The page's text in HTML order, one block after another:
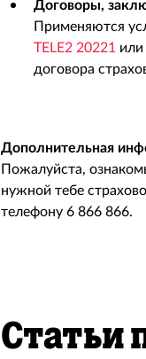
Договоры,
Применяются
TELE2 20221 или
договора
Дополнительная
Пожалуйста,
нужной тебе
телефону 6 866 866.
Статьи